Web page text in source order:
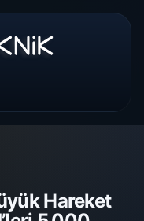
Hareket